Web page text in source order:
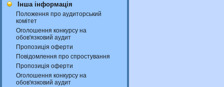
Інша інформація
Положення про аудиторський
комітет
Оголошення конкурсу на
обов'язковий аудит
Пропозиція оферти
Повідомлення про спростування
Пропозиція оферти
Оголошення конкурсу на
обов'язковий аудит